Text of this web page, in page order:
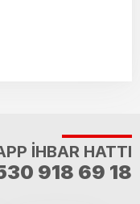
İHBAR HATTI
918 69 18